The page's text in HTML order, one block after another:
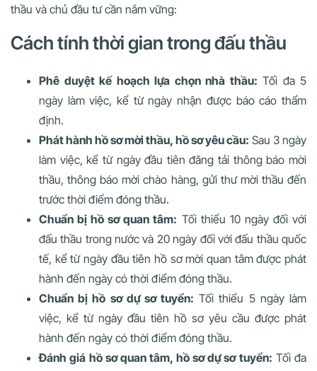
thầu và chủ đầu tư cần nắm vững:
Cách tính thời gian trong đấu thầu
Phê duyệt kế hoạch lựa chọn nhà thầu: Tối đa 5
ngày làm việc, kể từ ngày nhận được báo cáo thẩm
định.
Phát hành hồ sơ mời thầu, hồ sơ yêu cầu: Sau 3 ngày
làm việc, kể từ ngày đầu tiên đăng tải thông báo mời
thầu, thông báo mời chào hàng, gửi thư mời thầu đến
trước thời điểm đóng thầu.
Chuẩn bị hồ sơ quan tâm: Tối thiểu 10 ngày đối với
đấu thầu trong nước và 20 ngày đối với đấu thầu quốc
tế, kể từ ngày đầu tiên hồ sơ mời quan tâm được phát
hành đến ngày có thời điểm đóng thầu.
Chuẩn bị hồ sơ dự sơ tuyển: Tối thiểu 5 ngày làm
việc, kể từ ngày đầu tiên hồ sơ yêu cầu được phát
hành đến ngày có thời điểm đóng thầu.
Đánh giá hồ sơ quan tâm, hồ sơ dự sơ tuyển: Tối đa